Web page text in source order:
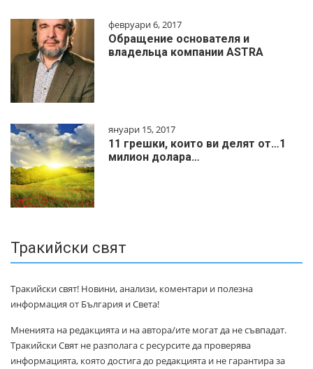
февруари 6, 2017
Обращение основателя и
владельца компании ASTRA
януари 15, 2017
11 грешки, които ви делят от…1
милиoн дoлapa…
Тракийски свят
Тракийски свят! Новини, анализи, коментари и полезна
информация от България и Света!
Мненията на редакцията и на автора/ите могат да не съвпадат.
Тракийски Свят не разполага с ресурсите да проверява
информацията, която достига до редакцията и не гарантира за